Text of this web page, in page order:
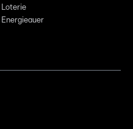
Loterie
Energieauer